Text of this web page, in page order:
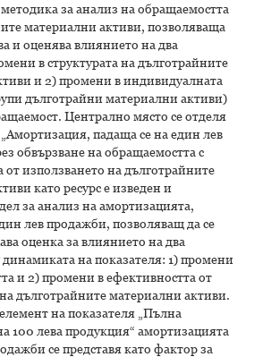
за анализ на обращаемостта
материални активи, позволяваща
и оценява влиянието на два
в структурата на дълготрайните
и 2) промени в индивидуалната
дълготрайни материални активи)
Централно място се отделя
падаща се на един лев
обвързване на обращаемостта с
от използването на дълготрайните
като ресурс е изведен и
за анализ на амортизацията,
лев продажби, позволяващ да се
оценка за влиянието на два
на показателя: 1) промени
и 2) промени в ефективността от
дълготрайните материални активи.
на показателя „Пълна
100 лева продукция“ амортизацията
се представя като фактор за